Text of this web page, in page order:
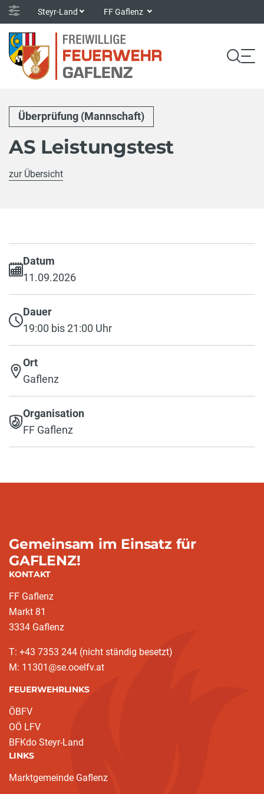
Steyr-Land FF Gaflenz
Überprüfung (Mannschaft)
AS Leistungstest
zur Übersicht
Datum
11.09.2026
Dauer
19:00 bis 21:00 Uhr
Ort
Gaflenz
Organisation
FF Gaflenz
Gemeinsam im Einsatz für
GAFLENZ!
KONTAKT
FF Gaflenz
Markt 81
3334 Gaflenz
T: +43 7353 244 (nicht ständig besetzt)
M: 11301@se.ooelfv.at
FEUERWEHRLINKS
ÖBFV
OÖ LFV
BFKdo Steyr-Land
LINKS
Marktgemeinde Gaflenz